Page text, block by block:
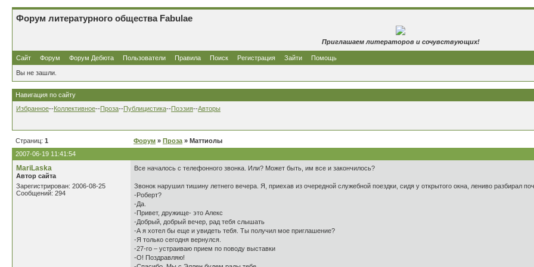
Форум литературного общества Fabulae
Приглашаем литераторов и сочувствующих!
Сайт Форум Форум Дебюта Пользователи Правила Поиск Регистрация Зайти Помощь
Вы не зашли.
Навигация по сайту
Избранное--Коллективное--Проза--Публицистика--Поэзия--Авторы
Страниц: 1 Форум » Проза » Маттиолы
2007-06-19 11:41:54
MariLaska
Автор сайта
Зарегистрирован: 2006-08-25
Сообщений: 294
Все началось с телефонного звонка. Или? Может быть, им все и закончилось?
Звонок нарушил тишину летнего вечера. Я, приехав из очередной служебной поездки, сидя у открытого окна, лениво разбирал
-Роберт?
-Да.
-Привет, дружище- это Алекс
-Добрый, добрый вечер, рад тебя слышать
-А я хотел бы еще и увидеть тебя. Ты получил мое приглашение?
-Я только сегодня вернулся.
-27-го – устраиваю прием по поводу выставки
-О! Поздравляю!